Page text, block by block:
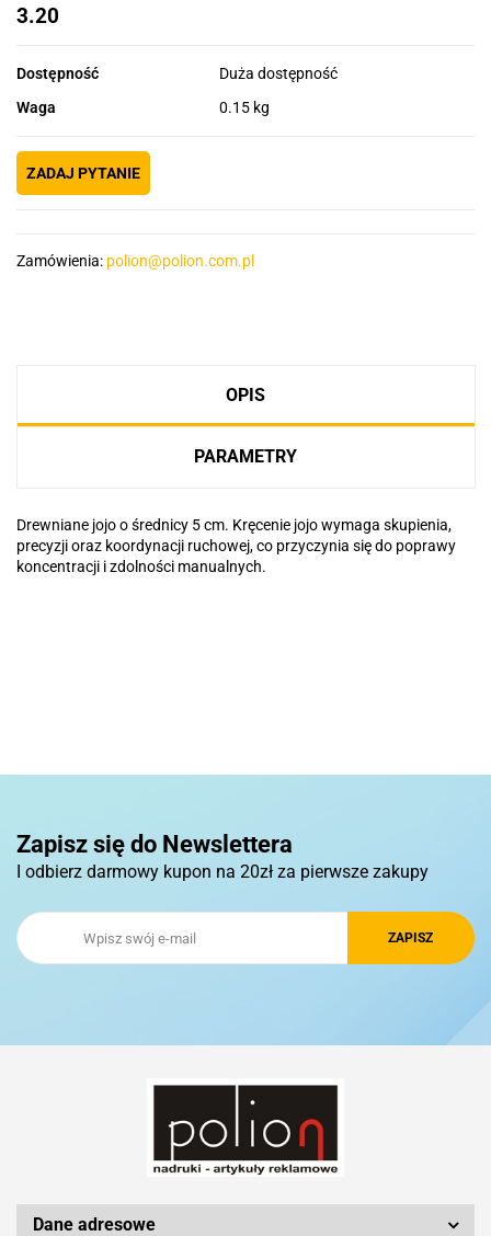
3.20
Dostępność
Duża dostępność
Waga
0.15 kg
ZADAJ PYTANIE
Zamówienia: polion@polion.com.pl
OPIS
PARAMETRY
Drewniane jojo o średnicy 5 cm. Kręcenie jojo wymaga skupienia,
precyzji oraz koordynacji ruchowej, co przyczynia się do poprawy
koncentracji i zdolności manualnych.
Royal Design
Silicon Power
Zapisz się do Newslettera
I odbierz darmowy kupon na 20zł za pierwsze zakupy
Dane adresowe